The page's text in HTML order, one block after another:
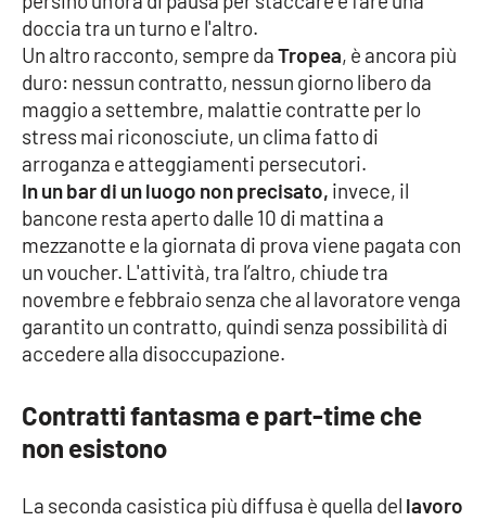
EDIZIONI
LOCALI
Catanzaro
Crotone
Vibo Valentia
Reggio Calabria
Cosenza
Lamezia Terme
PROGETTI
SPECIALI
Buona Sanità Calabria
doccia tra un turno e l'altro.
Un altro racconto, sempre daTropea, è ancora più
duro: nessun contratto, nessun giorno libero da
maggio a settembre, malattie contratte per lo
stress mai riconosciute, un clima fatto di
arroganza e atteggiamenti persecutori.
In un bar di un luogo non precisato, invece, il
bancone resta aperto dalle 10 di mattina a
mezzanotte e la giornata di prova viene pagata con
un voucher. L'attività, tra l’altro, chiude tra
novembre e febbraio senza che al lavoratore venga
garantito un contratto, quindi senza possibilità di
accedere alla disoccupazione.
Contratti fantasma e part-time che
non esistono
La seconda casistica più diffusa è quella del lavoro